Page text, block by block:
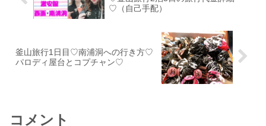
♡（自己手配）
釜山旅行1日目♡南浦洞への行き方♡
パロディ屋台とコプチャン♡
コメント